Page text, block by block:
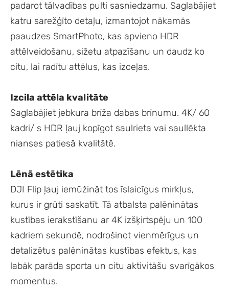
padarot tālvadības pulti sasniedzamu. Saglabājiet
katru sarežģīto detaļu, izmantojot nākamās
paaudzes SmartPhoto, kas apvieno HDR
attēlveidošanu, sižetu atpazīšanu un daudz ko
citu, lai radītu attēlus, kas izceļas.
Izcila attēla kvalitāte
Saglabājiet jebkura brīža dabas brīnumu. 4K/ 60
kadri/ s HDR ļauj kopīgot saulrieta vai saullēkta
nianses patiesā kvalitātē.
Lēnā estētika
DJI Flip ļauj iemūžināt tos īslaicīgus mirkļus,
kurus ir grūti saskatīt. Tā atbalsta palēninātas
kustības ierakstīšanu ar 4K izšķirtspēju un 100
kadriem sekundē, nodrošinot vienmērīgus un
detalizētus palēninātas kustības efektus, kas
labāk parāda sporta un citu aktivitāšu svarīgākos
momentus.